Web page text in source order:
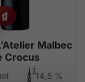
Malbec
Crocus
₫
14,5 %